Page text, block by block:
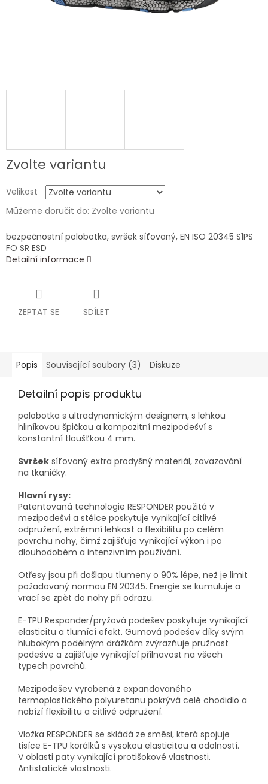
Zvolte variantu
Velikost
Můžeme doručit do: Zvolte variantu
bezpečnostní polobotka, svršek síťovaný, EN ISO 20345 S1PS
FO SR ESD
Detailní informace
ZEPTAT SE SDÍLET
Popis Související soubory (3) Diskuze
Detailní popis produktu
polobotka s ultradynamickým designem, s lehkou
hliníkovou špičkou a kompozitní mezipodešví s
konstantní tloušťkou 4 mm.
Svršek síťovaný extra prodyšný materiál, zavazování
na tkaničky.
Hlavní rysy:
Patentovaná technologie RESPONDER použitá v
mezipodešvi a stélce poskytuje vynikající citlivé
odpružení, extrémní lehkost a flexibilitu po celém
povrchu nohy, čímž zajišťuje vynikající výkon i po
dlouhodobém a intenzivním používání.
Otřesy jsou při došlapu tlumeny o 90% lépe, než je limit
požadovaný normou EN 20345. Energie se kumuluje a
vrací se zpět do nohy při odrazu.
E-TPU Responder/pryžová podešev poskytuje vynikající
elasticitu a tlumící efekt. Gumová podešev díky svým
hlubokým podélným drážkám zvýrazňuje pružnost
podešve a zajišťuje vynikající přilnavost na všech
typech povrchů.
Mezipodešev vyrobená z expandovaného
termoplastického polyuretanu pokrývá celé chodidlo a
nabízí flexibilitu a citlivé odpružení.
Vložka RESPONDER se skládá ze směsi, která spojuje
tisíce E-TPU korálků s vysokou elasticitou a odolností.
V oblasti paty vynikající protišokové vlastnosti.
Antistatické vlastnosti.